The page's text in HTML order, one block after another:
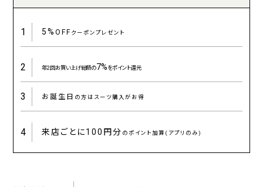
1 5%OFFクーポンプレゼント
2 年2回お買い上げ総額の7%をポイント還元
3 お誕生日 の方はスーツ購入がお得
4 来店ごとに100円分 のポイント加算(アプリのみ)